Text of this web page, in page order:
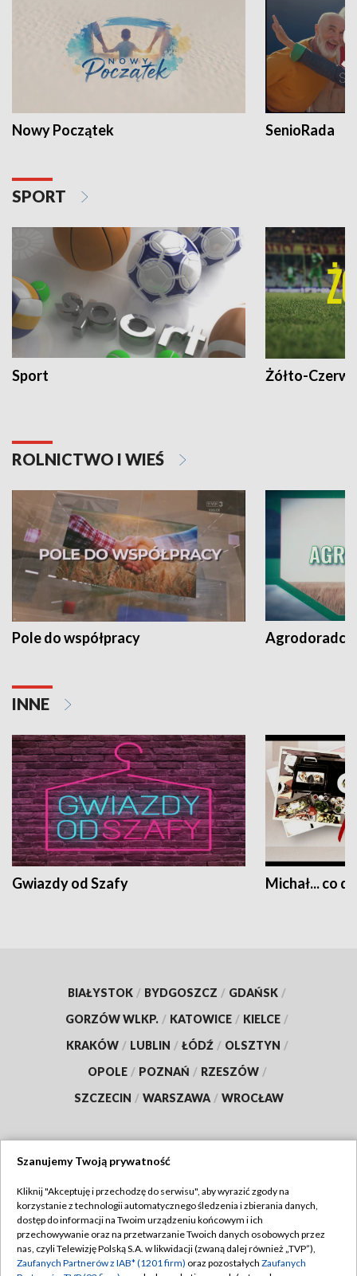
Nowy Początek SenioRada
SPORT
Sport Żółto-
ROLNICTWO I WIEŚ
Pole do współpracy Agrodoradcy
INNE
Gwiazdy od Szafy Michał... co
BIAŁYSTOK / BYDGOSZCZ / GDAŃSK /
GORZÓW WLKP. / KATOWICE / KIELCE /
KRAKÓW / LUBLIN / ŁÓDŹ / OLSZTYN /
OPOLE / POZNAŃ / RZESZÓW /
SZCZECIN / WARSZAWA / WROCŁAW
TVP
Abonament TVP
Emisja w TVP
Regulamin TVP
Polityka prywatności
Szanujemy Twoją prywatność
Kliknij "Akceptuję i przechodzę do serwisu", aby wyrazić zgody na
korzystanie z technologii automatycznego śledzenia i zbierania danych,
dostęp do informacji na Twoim urządzeniu końcowym i ich
przechowywanie oraz na przetwarzanie Twoich danych osobowych przez
nas, czyli Telewizję Polską S.A. w likwidacji (zwaną dalej również „TVP”),
Zaufanych Partnerów z IAB* (1201 firm) oraz pozostałych Zaufanych